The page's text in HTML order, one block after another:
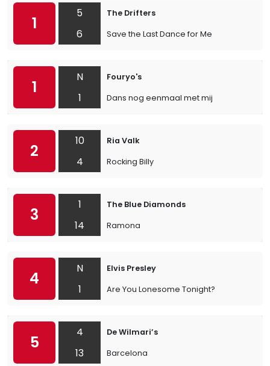
1
5
6
The Drifters
Save the Last Dance for Me
1
N
1
Fouryo's
Dans nog eenmaal met mij
2
10
4
Ria Valk
Rocking Billy
3
1
14
The Blue Diamonds
Ramona
4
N
1
Elvis Presley
Are You Lonesome Tonight?
5
4
13
De Wilmari’s
Barcelona